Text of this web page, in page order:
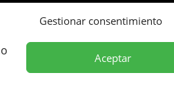
Gestionar consentimiento
Aceptar
en el Programa de Iniciación
Europeos FEDER, habiendo